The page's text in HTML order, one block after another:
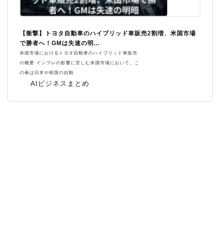
AIビジネスまとめ
【衝撃】トヨタ自動車のハイブリッド車販売2割増、米国市場
で勝者へ！GMは失速の明...
米国市場におけるトヨタ自動車のハイブリッド車販売
の概要 インフレの影響に苦しむ米国市場において、こ
の春は日本や韓国の自動